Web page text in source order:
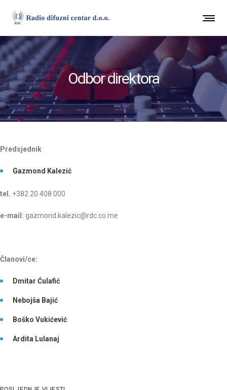
Odbor direktora
Predsjednik
Gazmond Kalezić
tel. +382 20 408 000
e-mail: gazmond.kalezic@rdc.co.me
Članovi/ce:
Dmitar Ćulafić
Nebojša Bajić
Boško Vukićević
Ardita Lulanaj